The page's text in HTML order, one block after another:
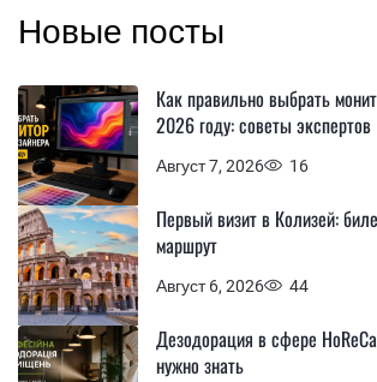
Новые посты
Август 7, 2026 16
Как правильно выбрать
2026 году: советы экспертов
Август 6, 2026 44
Первый визит в Колизей:
маршрут
Дезодорация в сфере
нужно знать